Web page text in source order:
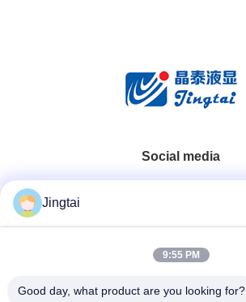
Social media
0086-755-27491128
Jingtai
9:55 PM
Good day, what product are you looking for?